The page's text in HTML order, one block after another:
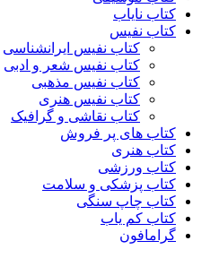
کتاب نایاب
کتاب نفیس
کتاب نفیس ایرانشناسی
کتاب نفیس شعر و ادبی
کتاب نفیس مذهبی
کتاب نفیس هنری
کتاب نقاشی و گرافیک
کتاب های پر فروش
کتاب هنری
کتاب ورزشی
کتاب پزشکی و سلامت
کتاب چاپ سنگی
کتاب کم یاب
گرامافون